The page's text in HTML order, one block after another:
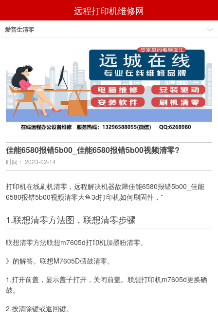
远程打印机维修网
爱普生清零
佳能6580报错5b00_佳能6580报错5b00视频清零?
时间： 2023-02-14
打印机在线刷机清零，远程解决机器故障佳能6580报错5b00_佳能
6580报错5b00视频清零大鱼3d打印机如何刷固件，”
1.联想清零方法图，联想清零步骤
联想清零方法联想m7605d打印机加墨粉清零。
》的解答。联想M7605D硒鼓清零。
1.打开前盖，显示盖子打开，关闭前盖。联想打印机m7605d更换硒
鼓。
2.按清除键或返回键。